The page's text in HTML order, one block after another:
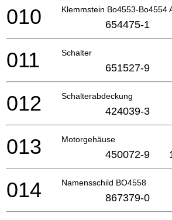
Klemmstein Bo4553-Bo4554
010 654475-1
Schalter
011 651527-9
Schalterabdeckung
012 424039-3
Motorgehäuse
013 450072-9
Namensschild BO4558
014 867379-0